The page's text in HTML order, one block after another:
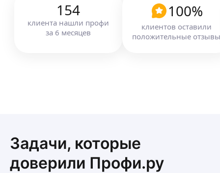
154
клиента нашли профи
за 6 месяцев
100%
клиентов оставили
положительные отзывы
Задачи, которые
доверили Профи.ру